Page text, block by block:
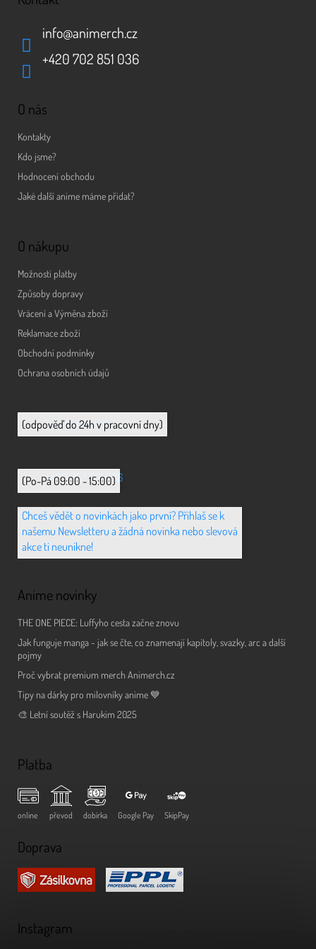
info@animerch.cz
+420 702 851 036
O nás
Kontakty
Kdo jsme?
Hodnocení obchodu
Jaké další anime máme přidat?
O nákupu
Možnosti platby
Způsoby dopravy
Vrácení a Výměna zboží
Reklamace zboží
Obchodní podmínky
Ochrana osobních údajů
info@animerch.cz
(odpověď do 24h v pracovní dny)
+420 702 851 036
(Po-Pá 09:00 - 15:00)
Chceš vědět o novinkách jako první? Přihlaš se k
našemu Newsletteru a žádná novinka nebo slevová
akce ti neunikne!
Anime novinky
THE ONE PIECE: Luffyho cesta začne znovu
Jak funguje manga - jak se čte, co znamenají kapitoly, svazky, arc a další
pojmy
Proč vybrat premium merch Animerch.cz
Tipy na dárky pro milovníky anime 💙
🎨 Letní soutěž s Harukim 2025
Platba
online převod dobírka Google Pay SkipPay
Doprava
Instagram